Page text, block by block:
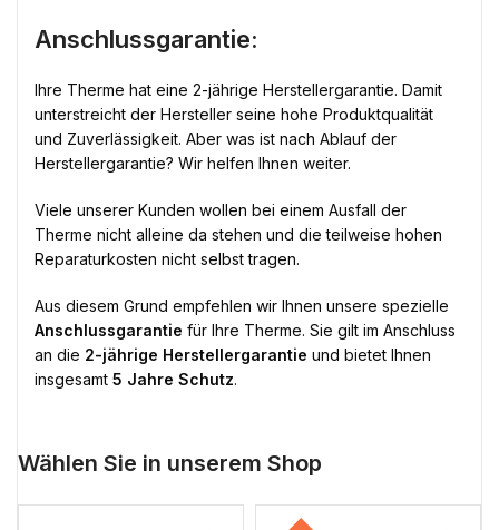
Anschlussgarantie:
Ihre Therme hat eine 2-jährige Herstellergarantie. Damit
unterstreicht der Hersteller seine hohe Produktqualität
und Zuverlässigkeit. Aber was ist nach Ablauf der
Herstellergarantie? Wir helfen Ihnen weiter.
Viele unserer Kunden wollen bei einem Ausfall der
Therme nicht alleine da stehen und die teilweise hohen
Reparaturkosten nicht selbst tragen.
Aus diesem Grund empfehlen wir Ihnen unsere spezielle
Anschlussgarantie für Ihre Therme. Sie gilt im Anschluss
an die 2-jährige Herstellergarantie und bietet Ihnen
insgesamt 5 Jahre Schutz.
Wählen Sie in unserem Shop